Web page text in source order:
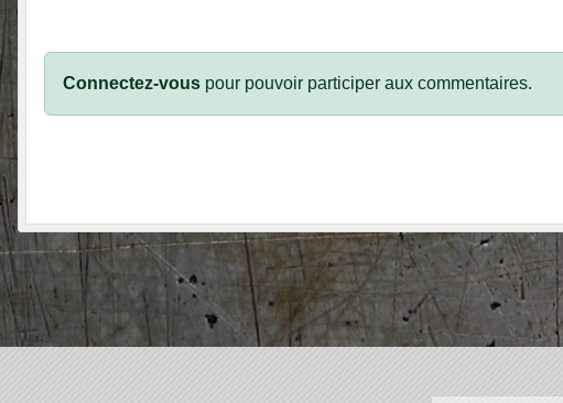
Connectez-vous pour pouvoir participer aux commentaires.